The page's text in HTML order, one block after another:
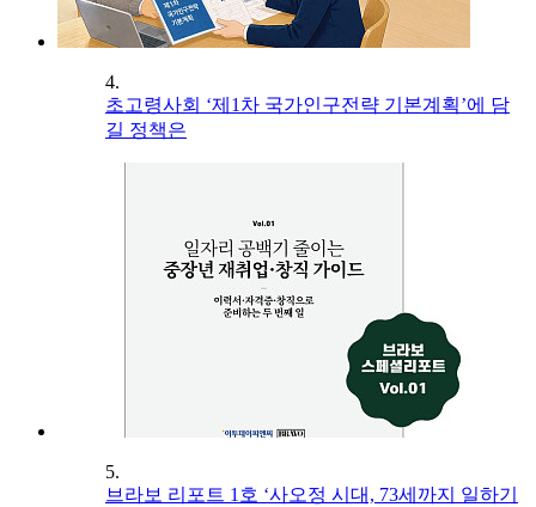
4.
초고령사회 ‘제1차 국가인구전략 기본계획’에 담
길 정책은
5.
브라보 리포트 1호 ‘사오정 시대, 73세까지 일하기